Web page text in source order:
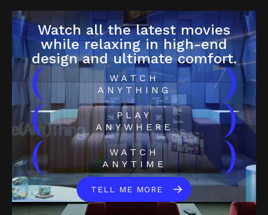
Watch all the latest movies
while relaxing in high-end
design and ultimate comfort.
(
WATCH
ANYTHING
)
(
PLAY
ANYWHERE
)
(
WATCH
ANYTIME
)
TELL ME MORE